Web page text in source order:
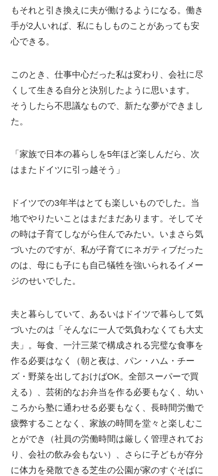
もそれと引き換えに夫が働けるようになる。働き
手が2人いれば、私にもしものことがあっても安
心できる。
このとき、仕事中心だった私は変わり、会社に尽
くして生きる自分と決別したように思います。
そうしたら不思議なもので、新たな夢ができまし
た。
「家族で日本の暮らしを5年ほど楽しんだら、次
はまたドイツに引っ越そう」
ドイツでの3年半はとても楽しいものでした。当
地でやりたいことはまだまだあります。そしてそ
の時は子育てしながら住んでみたい。いまさら気
づいたのですが、私が子育てにネガティブだった
のは、母にも子にも自己犠牲を強いられるイメー
ジのせいでした。
夫と暮らしていて、あるいはドイツで暮らして気
づいたのは「そんなに一人で気負わなくても大丈
夫」。毎食、一汁三菜で構成される完璧な食事を
作る必要はなく（朝と夜は、パン・ハム・チー
ズ・野菜を出しておけばOK。全部スーパーで買
える）、芸術的なお弁当を作る必要もなく、幼い
ころから塾に通わせる必要もなく、長時間労働で
疲弊することなく、家族の時間を堂々と楽しむこ
とができ（社員の労働時間は厳しく管理されてお
り、会社の飲み会もない）、さらに子どもが存分
に体力を発散できる芝生の公園が家のすぐそばに